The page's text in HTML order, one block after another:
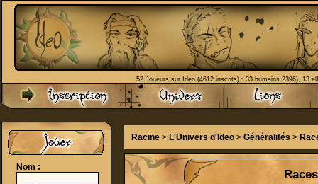
52 Joueurs sur Ideo (4612 inscrits) : 33 humains 2396), 13
Nom :
Racine> L'Univers d'Ideo> Généralités >